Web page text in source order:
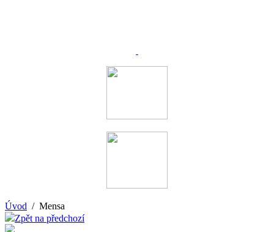
Úvod / Mensa
Zpět na předchozí